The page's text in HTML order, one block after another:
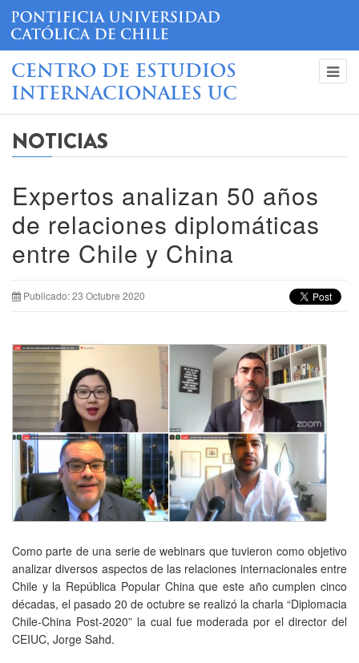
CENTRO DE ESTUDIOS
INTERNACIONALES UC
NOTICIAS
Expertos analizan 50 años
de relaciones diplomáticas
entre Chile y China
Publicado: 23 Octubre 2020
Como parte de una serie de webinars que tuvieron como objetivo
analizar diversos aspectos de las relaciones internacionales entre
Chile y la República Popular China que este año cumplen cinco
décadas, el pasado 20 de octubre se realizó la charla “Diplomacia
Chile-China Post-2020” la cual fue moderada por el director del
CEIUC, Jorge Sahd.